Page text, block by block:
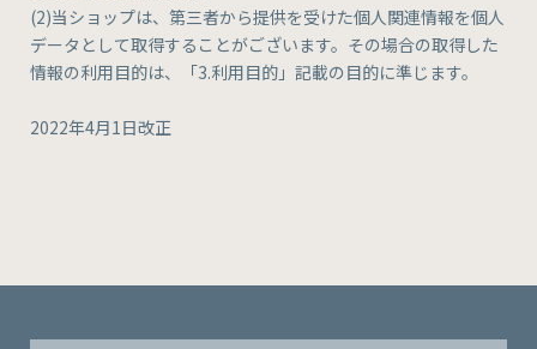
(2)当ショップは、第三者から提供を受けた個人関連情報を個人
データとして取得することがございます。その場合の取得した
情報の利用目的は、「3.利用目的」記載の目的に準じます。
2022年4月1日改正